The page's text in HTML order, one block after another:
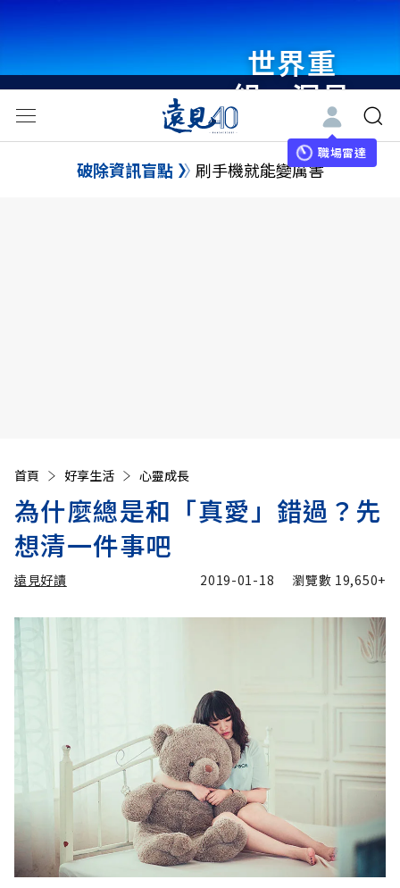
世界重
組・洞見
未來 與
世界領袖
職場雷達
破除資訊盲點 刷手機就能變厲害
首頁 好享生活 心靈成長
為什麼總是和「真愛」錯過？先
想清一件事吧
遠見好讀 2019-01-18 瀏覽數 19,650+